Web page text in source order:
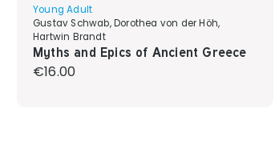
Young Adult
Gustav Schwab, Dorothea von der Höh,
Hartwin Brandt
Myths and Epics of Ancient Greece
Regular price:
€16.00